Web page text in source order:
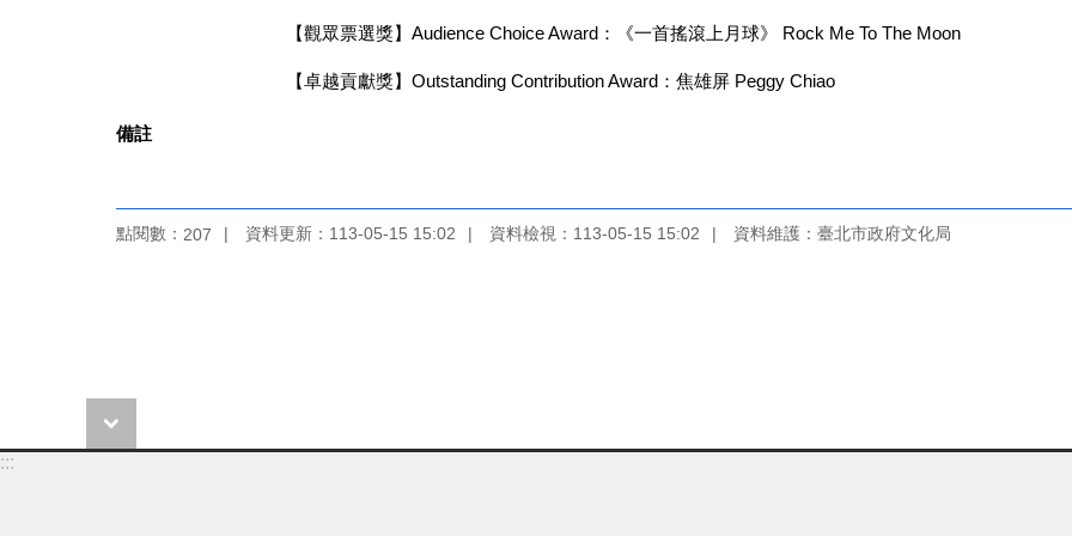
【觀眾票選獎】Audience Choice Award：《一首搖滾上月球》 Rock Me To The Moon
【卓越貢獻獎】Outstanding Contribution Award：焦雄屏 Peggy Chiao
備註
點閱數： 207 資料更新：113-05-15 15:02 資料檢視：113-05-15 15:02 資料維護：臺北市政府文化局
:::